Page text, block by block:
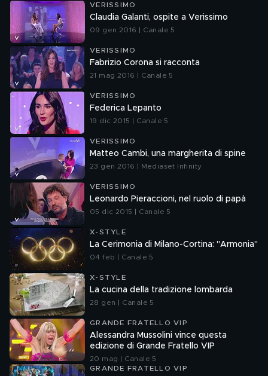
VERISSIMO
Claudia Galanti, ospite a Verissimo
09 gen 2016 | Canale 5
VERISSIMO
Fabrizio Corona si racconta
21 mag 2016 | Canale 5
VERISSIMO
Federica Lepanto
19 dic 2015 | Canale 5
VERISSIMO
Matteo Cambi, una margherita di spine
23 gen 2016 | Mediaset Infinity
VERISSIMO
Leonardo Pieraccioni, nel ruolo di papà
05 dic 2015 | Canale 5
X-STYLE
La Cerimonia di Milano-Cortina: "Armonia"
04 feb | Canale 5
X-STYLE
La cucina della tradizione lombarda
28 gen | Canale 5
GRANDE FRATELLO VIP
Alessandra Mussolini vince questa
edizione di Grande Fratello VIP
20 mag | Canale 5
GRANDE FRATELLO VIP